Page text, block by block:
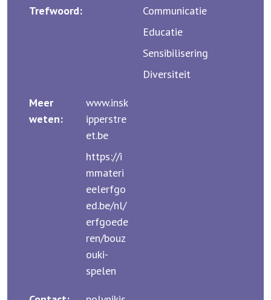
Trefwoord:
Communicatie
Educatie
Sensibilisering
Diversiteit
Meer
weten:
www.insk
ipperstre
et.be
https://i
mmateri
eelerfgo
ed.be/nl/
erfgoede
ren/bouz
ouki-
spelen